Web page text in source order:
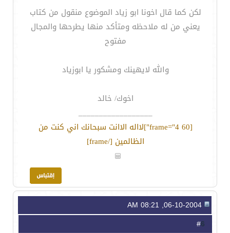
لكن كما قال اخونا ابو زياد الموضوع منقول من كتاب
يعني من له ملاحظه ومتأكد منها يطرحها والمجال
مفتوح
والله لايهينك ومشكور يا ابوزياد
اخوك/ خالد
__________________
[frame="4 60"]لااله الاانت سبحانك اني كنت من
الظالمين [/frame]
6